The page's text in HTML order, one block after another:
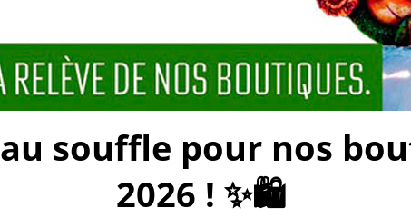
souffle pour nos
2026 ! ✨🛍️